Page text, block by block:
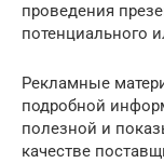
проведения
потенциального
Рекламные
подробной
полезной и
качестве